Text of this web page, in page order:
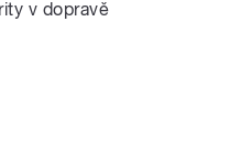
v dopravě